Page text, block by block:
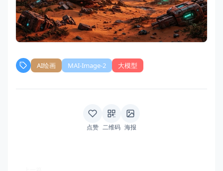
AI绘画 MAI-Image-2 大模型
点赞 二维码 海报